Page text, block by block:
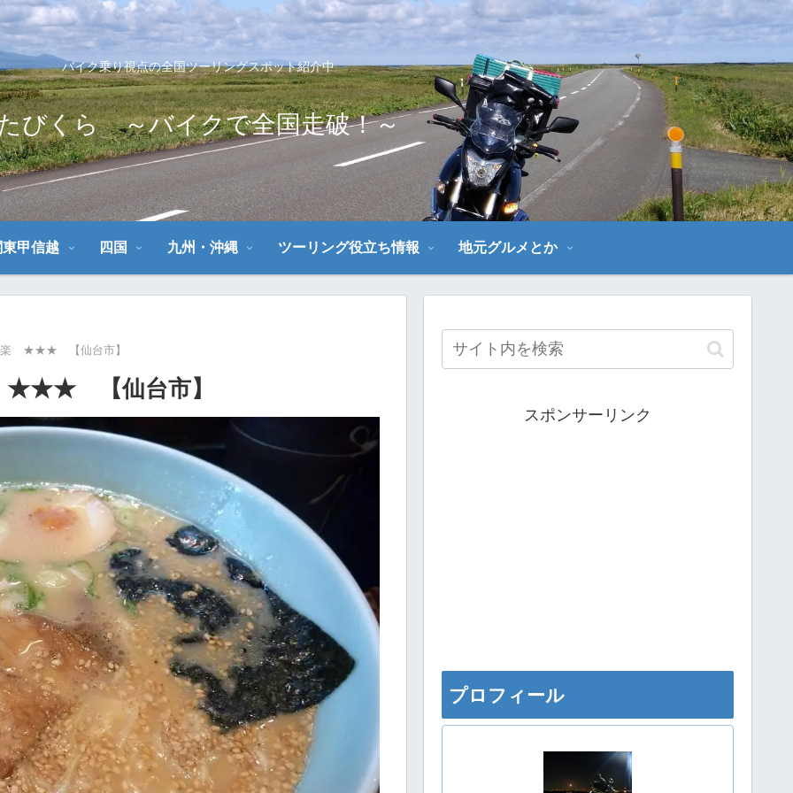
バイク乗り視点の全国ツーリングスポット紹介中
びくら ～バイクで全国走破！～
東甲信越 四国 九州・沖縄 ツーリング役立ち情報 地元グルメとか
楽 ★★★ 【仙台市】
★★★ 【仙台市】
スポンサーリンク
プロフィール